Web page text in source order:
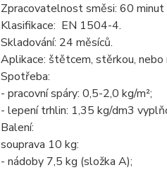
Zpracovatelnost směsi: 60 minut
Klasifikace: EN 1504-4.
Skladování: 24 měsíců.
Aplikace: štětcem, stěrkou, nebo
Spotřeba:
- pracovní spáry: 0,5-2,0 kg/m²;
- lepení trhlin: 1,35 kg/dm3
Balení:
souprava 10 kg:
- nádoby 7,5 kg (složka A);